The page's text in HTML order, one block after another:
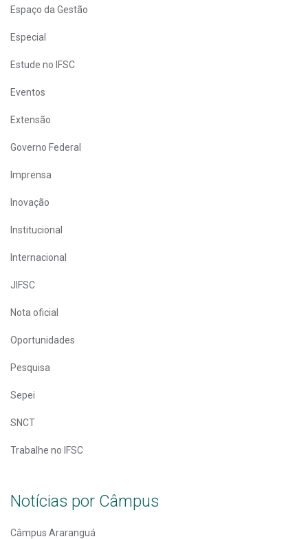
Espaço da Gestão
Especial
Estude no IFSC
Eventos
Extensão
Governo Federal
Imprensa
Inovação
Institucional
Internacional
JIFSC
Nota oficial
Oportunidades
Pesquisa
Sepei
SNCT
Trabalhe no IFSC
Notícias por Câmpus
Câmpus Araranguá